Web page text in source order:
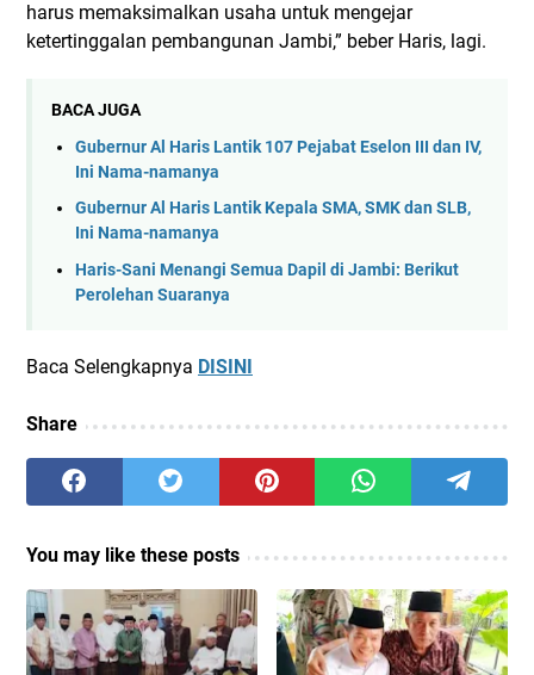
harus memaksimalkan usaha untuk mengejar
ketertinggalan pembangunan Jambi,” beber Haris, lagi.
BACA JUGA
Gubernur Al Haris Lantik 107 Pejabat Eselon III dan IV,
Ini Nama-namanya
Gubernur Al Haris Lantik Kepala SMA, SMK dan SLB,
Ini Nama-namanya
Haris-Sani Menangi Semua Dapil di Jambi: Berikut
Perolehan Suaranya
Baca Selengkapnya DISINI
Share
You may like these posts